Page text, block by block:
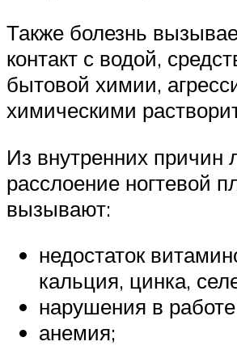
Также болезнь
контакт с водой,
бытовой химии,
химическими
Из внутренних причин
расслоение ногтевой
вызывают:
недостаток
кальция, цинка,
нарушения в
анемия;